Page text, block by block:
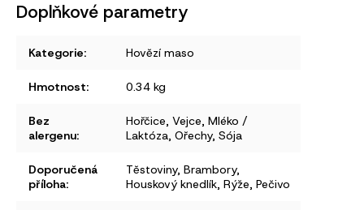
Doplňkové parametry
Kategorie: Hovězí maso
Hmotnost: 0.34 kg
Bez
alergenu:
Hořčice, Vejce, Mléko /
Laktóza, Ořechy, Sója
Doporučená
příloha:
Těstoviny, Brambory,
Houskový knedlík, Rýže, Pečivo